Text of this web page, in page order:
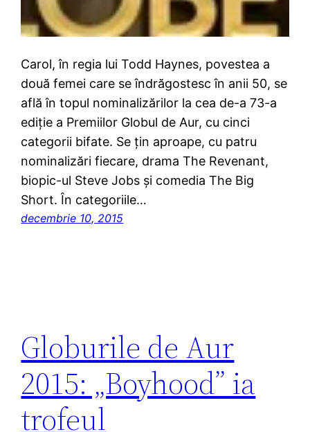
Carol, în regia lui Todd Haynes, povestea a
două femei care se îndrăgostesc în anii 50, se
află în topul nominalizărilor la cea de-a 73-a
ediție a Premiilor Globul de Aur, cu cinci
categorii bifate. Se țin aproape, cu patru
nominalizări fiecare, drama The Revenant,
biopic-ul Steve Jobs și comedia The Big
Short. În categoriile…
decembrie 10, 2015
Globurile de Aur
2015: „Boyhood” ia
trofeul